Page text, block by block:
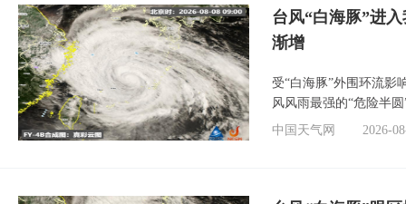
台风“白海豚”进
渐增
受“白海豚”外围环流影
风风雨最强的“危险半
中国天气网
2026-